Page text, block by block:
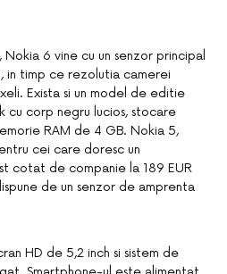
6 vine cu un senzor principal
in timp ce rezolutia camerei
Exista si un model de editie
cu corp negru lucios, stocare
RAM de 4 GB. Nokia 5,
cei care doresc un
cotat de companie la 189 EUR
de un senzor de amprenta
HD de 5,2 inch si sistem de